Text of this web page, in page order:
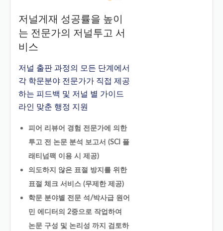
저널게재 성공률을 높이
는 전문가의 저널투고 서
비스
저널 출판 과정의 모든 단계에서
각 학문분야 전문가가 직접 제공
하는 피드백 및 저널 별 가이드
라인 맞춘 행정 지원
피어 리뷰어 경험 전문가에 의한
투고 전 논문 분석 보고서 (SCI 플
래티넘팩 이용 시 제공)
의도하지 않은 표절 방지를 위한
표절 체크 서비스 (무제한 제공)
학문 분야별 전문 석/박사급 원어
민 에디터의 2중으로 작업하여
논문 구성 및 논리성 까지 검토하